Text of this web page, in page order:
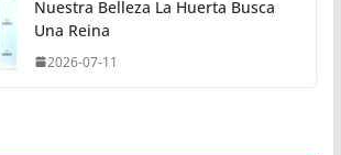
Nuestra Belleza La Huerta Busca
Una Reina
2026-07-11